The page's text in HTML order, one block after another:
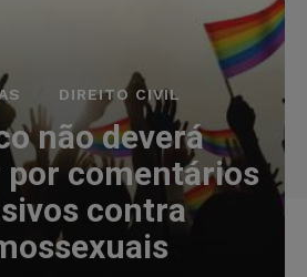
DIREITO CIVIL
não deverá
por comentários
contra